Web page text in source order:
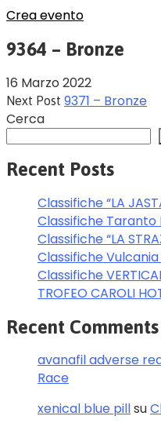
Crea evento
9364 – Bronze
16 Marzo 2022
Next Post 9371 – Bronze
Cerca
Recent Posts
Classifiche “LA
Classifiche Taranto
Classifiche “LA
Classifiche
Classifiche
TROFEO CAROLI
Recent Comments
avanafil adverse
Race
xenical blue pillsu